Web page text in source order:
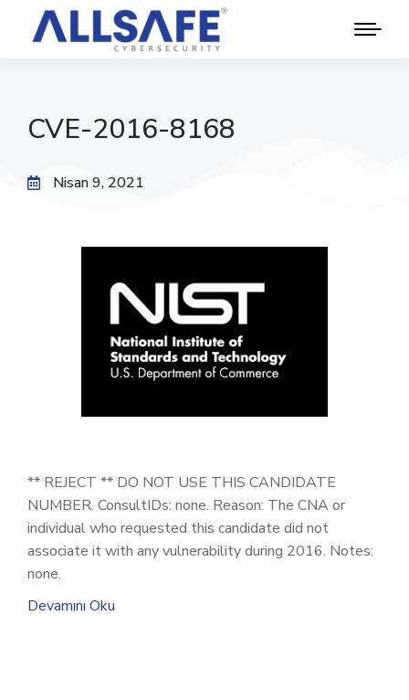
CVE-2016-8168
Nisan 9, 2021
** REJECT ** DO NOT USE THIS CANDIDATE
NUMBER. ConsultIDs: none. Reason: The CNA or
individual who requested this candidate did not
associate it with any vulnerability during 2016. Notes:
none.
Devamını Oku